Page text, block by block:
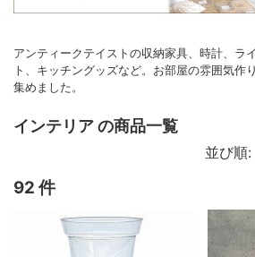
アンティークテイストの収納家具、時計、ラ
ト、キッチングッズなど。お部屋の雰囲気作
集めました。
インテリア の商品一覧
並び順:
92 件